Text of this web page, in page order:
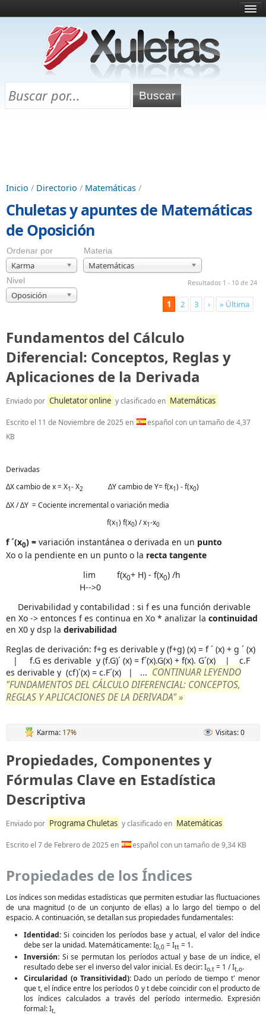
¿Qué es esto?
Directorio
Chuletas para exámenes
Inicio / Directorio / Matemáticas /
Chuletas y apuntes de Matemáticas
de Oposición
Ordenar por
Karma
Materia
Matemáticas
Nivel
Oposición
Resultados 1 - 10 de 24
1 2 3 › » Última
Fundamentos del Cálculo
Diferencial: Conceptos, Reglas y
Aplicaciones de la Derivada
Enviado por Chuletator online y clasificado en Matemáticas
Escrito el 11 de Noviembre de 2025 en
español con un tamaño de 4,37
KB
Derivadas
∆X cambio de x = X1- X2 ∆Y cambio de Y= f(x1) - f(x0)
∆X / ∆Y = Cociente incremental o variación media
f(x1) f(x0) / x1-x0
f ´(x0) = variación instantánea o derivada en un punto
Xo o la pendiente en un punto o la recta tangente
lim f(x0+ H) - f(x0) /h
H-->0
Derivabilidad y contabilidad : si f es una función derivable
en Xo -> entonces f es continua en Xo * analizar la continuidad
en X0 y dsp la derivabilidad
Reglas de derivación: f+g es derivable y (f+g) (x) = f ´ (x) + g ´ (x)
| f.G es derivable y (f.G)´ (x) = f´(x).G(x) + f(x). G´(x) | c.F
es derivable y (cf)´(x) = c.F´(x) | ... CONTINUAR LEYENDO
"FUNDAMENTOS DEL CÁLCULO DIFERENCIAL: CONCEPTOS,
REGLAS Y APLICACIONES DE LA DERIVADA" »
Karma: 17% Visitas: 0
Propiedades, Componentes y
Fórmulas Clave en Estadística
Descriptiva
Enviado por Programa Chuletas y clasificado en Matemáticas
Escrito el 7 de Febrero de 2025 en español con un tamaño de 9,34 KB
Propiedades de los Índices
Los índices son medidas estadísticas que permiten estudiar las fluctuaciones
de una magnitud (o de un conjunto de ellas) a lo largo del tiempo o del
espacio. A continuación, se detallan sus propiedades fundamentales:
Identidad: Si coinciden los períodos base y actual, el valor del índice
debe ser la unidad. Matemáticamente: I0,0 = Itt = 1.
Inversión: Si se permutan los períodos actual y base de un índice, el
resultado debe ser el inverso del valor inicial. Es decir: Io,t = 1 / It,o.
Circularidad (o Transitividad):Dado un período de tiempo t' menor
que t, el índice entre los períodos 0 y t debe coincidir con el producto de
los índices calculados a través del período intermedio. Expresión
formal: It,